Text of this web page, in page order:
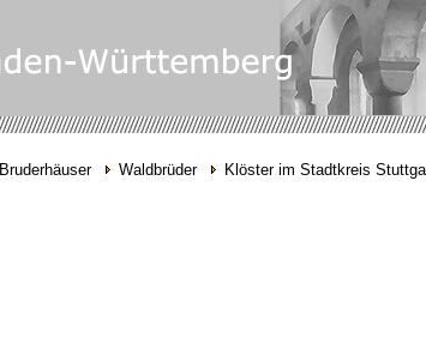
Bruderhäuser Waldbrüder Klöster im Stadtkreis